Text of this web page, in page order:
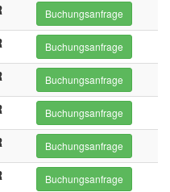
Buchungsanfrage
Buchungsanfrage
Buchungsanfrage
Buchungsanfrage
Buchungsanfrage
Buchungsanfrage